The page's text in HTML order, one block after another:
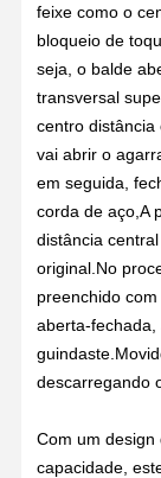
feixe como o
bloqueio de
seja, o balde
transversal
centro distância
vai abrir o
em seguida,
corda de aço,A
distância
original.No
preenchido
aberta-
descarregando
Com um
capacidade,